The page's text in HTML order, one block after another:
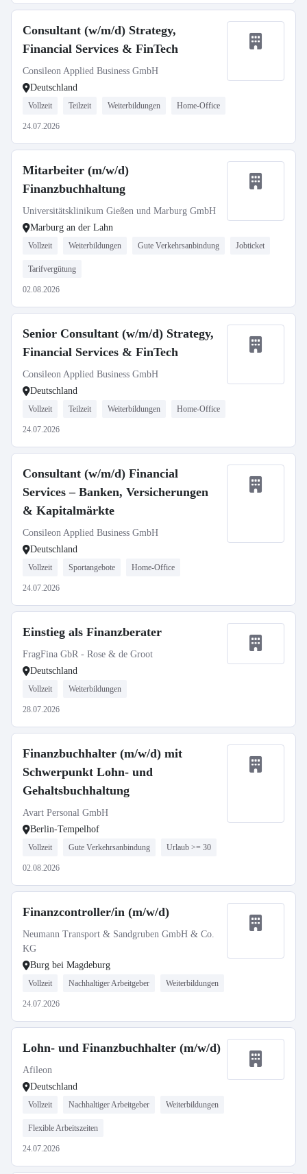
Consultant (w/m/d) Strategy,
Financial Services & FinTech
Consileon Applied Business GmbH
Deutschland
Vollzeit Teilzeit Weiterbildungen Home-Office
24.07.2026
Mitarbeiter (m/w/d)
Finanzbuchhaltung
Universitätsklinikum Gießen und Marburg GmbH
Marburg an der Lahn
Vollzeit Weiterbildungen Gute Verkehrsanbindung Jobticket
Tarifvergütung
02.08.2026
Senior Consultant (w/m/d) Strategy,
Financial Services & FinTech
Consileon Applied Business GmbH
Deutschland
Vollzeit Teilzeit Weiterbildungen Home-Office
24.07.2026
Consultant (w/m/d) Financial
Services – Banken, Versicherungen
& Kapitalmärkte
Consileon Applied Business GmbH
Deutschland
Vollzeit Sportangebote Home-Office
24.07.2026
Einstieg als Finanzberater
FragFina GbR - Rose & de Groot
Deutschland
Vollzeit Weiterbildungen
28.07.2026
Finanzbuchhalter (m/w/d) mit
Schwerpunkt Lohn- und
Gehaltsbuchhaltung
Avart Personal GmbH
Berlin-Tempelhof
Vollzeit Gute Verkehrsanbindung Urlaub >= 30
02.08.2026
Finanzcontroller/in (m/w/d)
Neumann Transport & Sandgruben GmbH & Co.
KG
Burg bei Magdeburg
Vollzeit Nachhaltiger Arbeitgeber Weiterbildungen
24.07.2026
Lohn- und Finanzbuchhalter (m/w/d)
Afileon
Deutschland
Vollzeit Nachhaltiger Arbeitgeber Weiterbildungen
Flexible Arbeitszeiten
24.07.2026